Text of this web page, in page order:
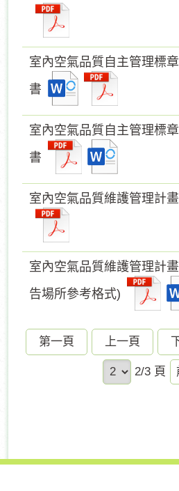
室內空氣品質自主管理標
書
室內空氣品質自主管理標
書
室內空氣品質維護管理計
室內空氣品質維護管理計
告場所參考格式)
第一頁 上一頁
2/3 頁